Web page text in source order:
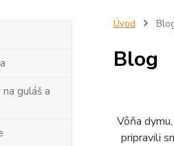
guláš a
Úvod
Blog
Vôňa
pripravili